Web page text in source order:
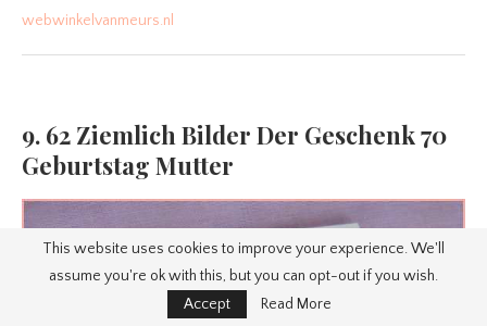
webwinkelvanmeurs.nl
9. 62 Ziemlich Bilder Der Geschenk 70
Geburtstag Mutter
This website uses cookies to improve your experience. We'll
assume you're ok with this, but you can opt-out if you wish.
Accept
Read More